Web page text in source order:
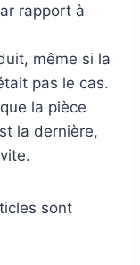
rapport à
même si la
pas le cas.
la pièce
la dernière,
sont